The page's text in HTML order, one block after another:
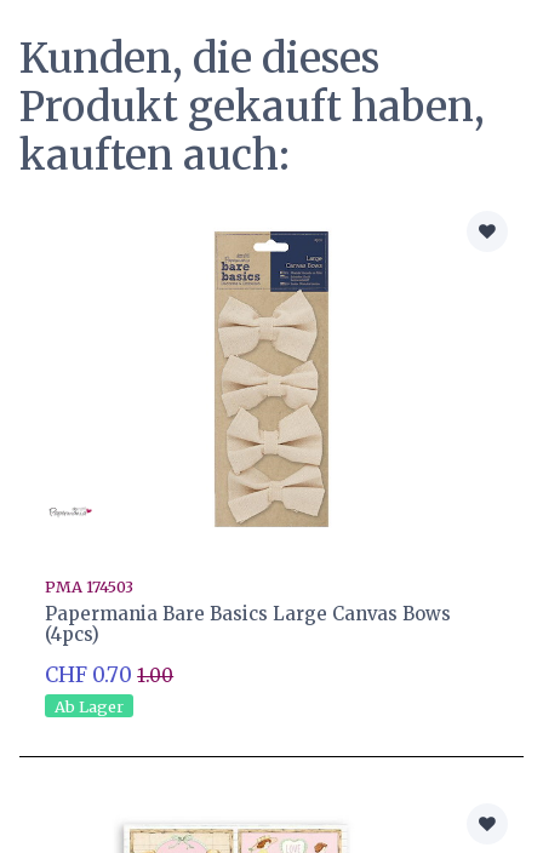
Kunden, die dieses
Produkt gekauft haben,
kauften auch:
PMA 174503
Papermania Bare Basics Large Canvas Bows
(4pcs)
CHF 0.70 1.00
Ab Lager